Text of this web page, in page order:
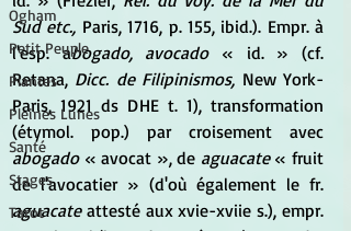
Ogham
Petit Peuple
Plantes
Pleines Lunes
Santé
Stages
Tarot
Sud etc., Paris, 1716, p. 155, ibid.). Empr. à
l'esp. abogado, avocado « id. » (cf.
Retana, Dicc. de Filipinismos, New York-
Paris, 1921 ds DHE t. 1), transformation
abogado « avocat », de aguacate « fruit
aguacate attesté aux xvie-xviie s.), empr.